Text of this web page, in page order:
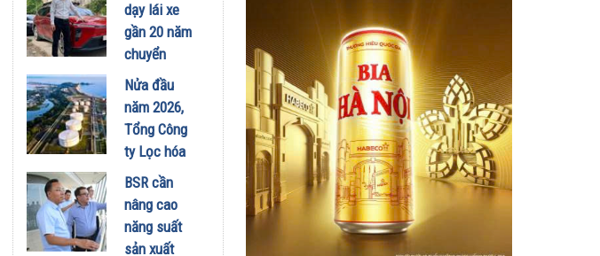
dạy lái xe
gần 20 năm
chuyển
sang dùng
Limo
Green: Tôi
đã hiểu vì
sao xe điện
ngày càng
xuất hiện
nhiều trên
Nửa đầu
năm 2026,
Tổng Công
ty Lọc hóa
dầu Việt
Nam lập kỷ
lục sản
lượng và
BSR cần
nâng cao
năng suất
sản xuất